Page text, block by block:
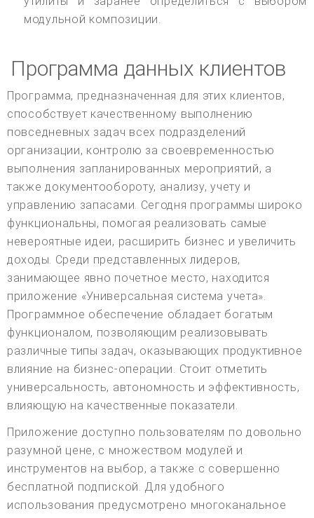
модульной композиции.
Программа данных клиентов
Программа, предназначенная для этих клиентов,
способствует качественному выполнению
повседневных задач всех подразделений
организации, контролю за своевременностью
выполнения запланированных мероприятий, а
также документообороту, анализу, учету и
управлению запасами. Сегодня программы широко
функциональны, помогая реализовать самые
невероятные идеи, расширить бизнес и увеличить
доходы. Среди представленных лидеров,
занимающее явно почетное место, находится
приложение «Универсальная система учета».
Программное обеспечение обладает богатым
функционалом, позволяющим реализовывать
различные типы задач, оказывающих продуктивное
влияние на бизнес-операции. Стоит отметить
универсальность, автономность и эффективность,
влияющую на качественные показатели.
Приложение доступно пользователям по довольно
разумной цене, с множеством модулей и
инструментов на выбор, а также с совершенно
бесплатной подпиской. Для удобного
использования предусмотрено многоканальное